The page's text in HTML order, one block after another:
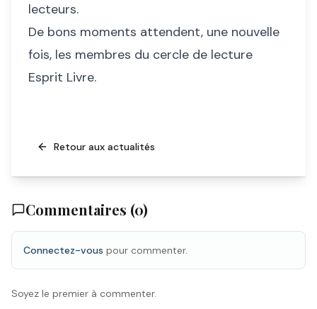
lecteurs.
De bons moments attendent, une nouvelle
fois, les membres du cercle de lecture
Esprit Livre.
Retour aux actualités
Commentaires (0)
Connectez-vous pour commenter.
Soyez le premier à commenter.